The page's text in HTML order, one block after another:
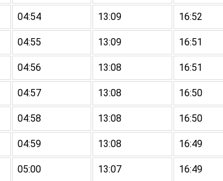
04:54 13:09 16:52
04:55 13:09 16:51
04:56 13:08 16:51
04:57 13:08 16:50
04:58 13:08 16:50
04:59 13:08 16:49
05:00 13:07 16:49